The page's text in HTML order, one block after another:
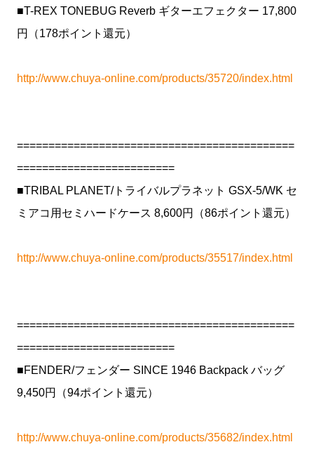
■T-REX TONEBUG Reverb ギターエフェクター 17,800
円（178ポイント還元）
http://www.chuya-online.com/products/35720/index.html
============================================
=========================
■TRIBAL PLANET/トライバルプラネット GSX-5/WK セ
ミアコ用セミハードケース 8,600円（86ポイント還元）
http://www.chuya-online.com/products/35517/index.html
============================================
=========================
■FENDER/フェンダー SINCE 1946 Backpack バッグ
9,450円（94ポイント還元）
http://www.chuya-online.com/products/35682/index.html